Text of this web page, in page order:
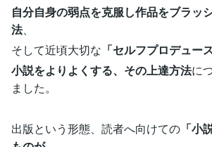
自分自身の弱点を克服し作品をブラッ
法、
そして近頃大切な 「セルフプロデュー
小説をよりよくする、その上達方法に
ました。
出版という形態、読者へ向けての 「小